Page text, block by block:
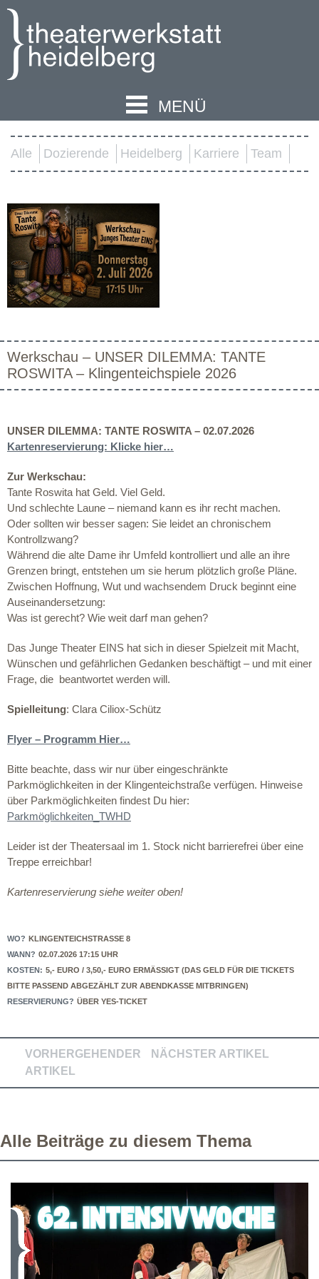
MENÜ
Alle Dozierende Heidelberg Karriere Team
Werkschau – UNSER DILEMMA: TANTE
ROSWITA – Klingenteichspiele 2026
UNSER DILEMMA: TANTE ROSWITA – 02.07.2026
Kartenreservierung: Klicke hier…
Zur Werkschau:
Tante Roswita hat Geld. Viel Geld.
Und schlechte Laune – niemand kann es ihr recht machen.
Oder sollten wir besser sagen: Sie leidet an chronischem
Kontrollzwang?
Während die alte Dame ihr Umfeld kontrolliert und alle an ihre
Grenzen bringt, entstehen um sie herum plötzlich große Pläne.
Zwischen Hoffnung, Wut und wachsendem Druck beginnt eine
Auseinandersetzung:
Was ist gerecht? Wie weit darf man gehen?
Das Junge Theater EINS hat sich in dieser Spielzeit mit Macht,
Wünschen und gefährlichen Gedanken beschäftigt – und mit einer
Frage, die beantwortet werden will.
Spielleitung: Clara Ciliox-Schütz
Flyer – Programm Hier…
Bitte beachte, dass wir nur über eingeschränkte
Parkmöglichkeiten in der Klingenteichstraße verfügen. Hinweise
über Parkmöglichkeiten findest Du hier:
Parkmöglichkeiten_TWHD
Leider ist der Theatersaal im 1. Stock nicht barrierefrei über eine
Treppe erreichbar!
Kartenreservierung siehe weiter oben!
WO? KLINGENTEICHSTRASSE 8
WANN? 02.07.2026 17:15 UHR
KOSTEN: 5,- EURO / 3,50,- EURO ERMÄSSIGT (DAS GELD FÜR DIE TICKETS B
ITTE PASSEND ABGEZÄHLT ZUR ABENDKASSE MITBRINGEN)
RESERVIERUNG? ÜBER YES-TICKET
VORHERGEHENDER
ARTIKEL
NÄCHSTER ARTIKEL
Alle Beiträge zu diesem Thema